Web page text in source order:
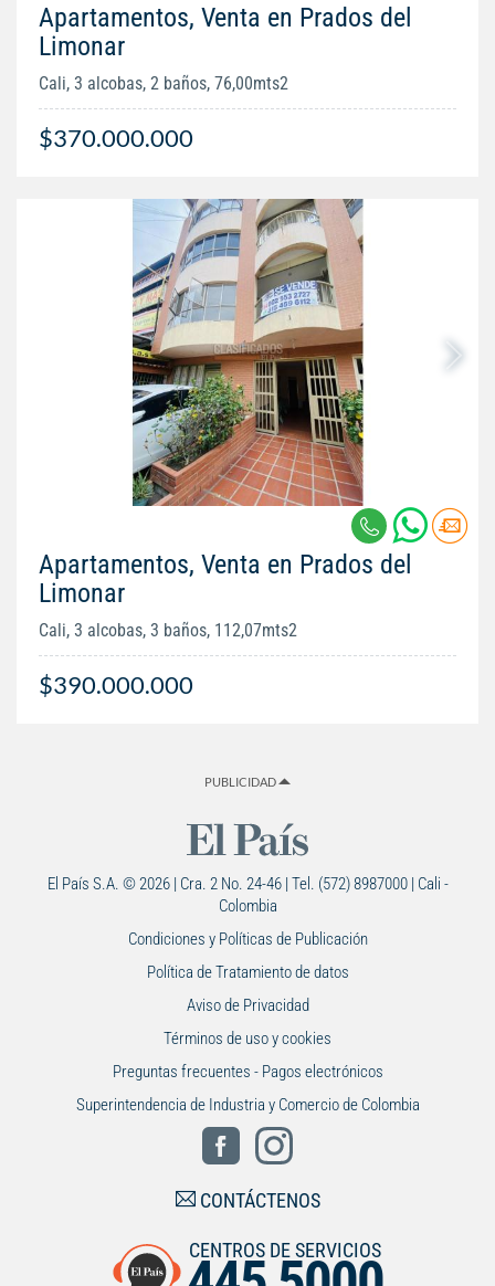
Apartamentos, Venta en Prados del
Limonar
Cali, 3 alcobas, 2 baños, 76,00mts2
$370.000.000
Apartamentos, Venta en Prados del
Limonar
Cali, 3 alcobas, 3 baños, 112,07mts2
$390.000.000
PUBLICIDAD
El País S.A. © 2026 | Cra. 2 No. 24-46 | Tel. (572) 8987000 | Cali -
Colombia
Condiciones y Políticas de Publicación
Política de Tratamiento de datos
Aviso de Privacidad
Términos de uso y cookies
Preguntas frecuentes - Pagos electrónicos
Superintendencia de Industria y Comercio de Colombia
CONTÁCTENOS
CENTROS DE SERVICIOS